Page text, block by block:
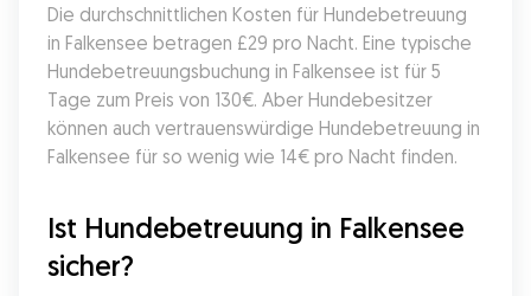
Die durchschnittlichen Kosten für Hundebetreuung
in Falkensee betragen £29 pro Nacht. Eine typische
Hundebetreuungsbuchung in Falkensee ist für 5
Tage zum Preis von 130€. Aber Hundebesitzer
können auch vertrauenswürdige Hundebetreuung in
Falkensee für so wenig wie 14€ pro Nacht finden.
Ist Hundebetreuung in Falkensee
sicher?